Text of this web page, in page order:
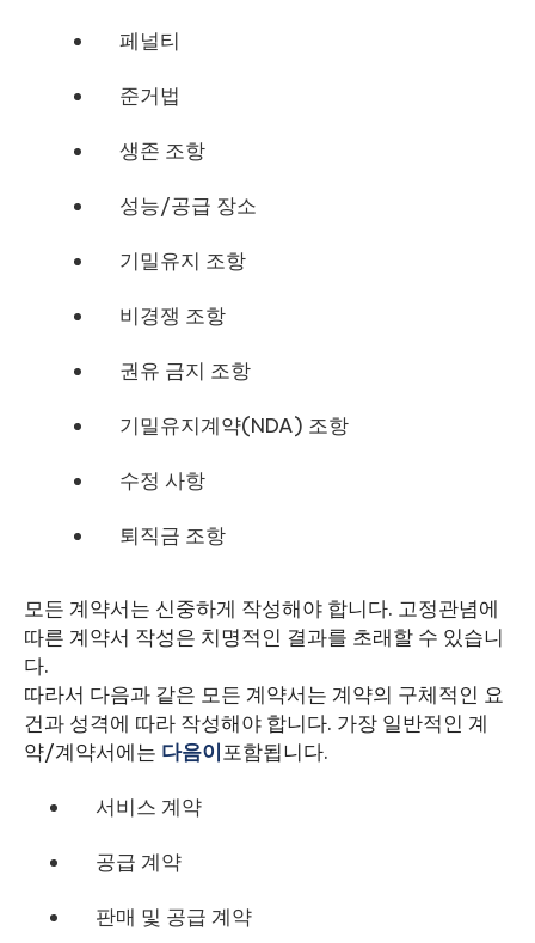
페널티
준거법
생존 조항
성능/공급 장소
기밀유지 조항
비경쟁 조항
권유 금지 조항
기밀유지계약(NDA) 조항
수정 사항
퇴직금 조항
모든 계약서는 신중하게 작성해야 합니다. 고정관념에
따른 계약서 작성은 치명적인 결과를 초래할 수 있습니
다.
따라서 다음과 같은 모든 계약서는 계약의 구체적인 요
건과 성격에 따라 작성해야 합니다. 가장 일반적인 계
약/계약서에는 다음이포함됩니다.
서비스 계약
공급 계약
판매 및 공급 계약